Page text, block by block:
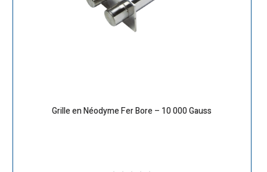
Grille en Néodyme Fer Bore – 10 000 Gauss